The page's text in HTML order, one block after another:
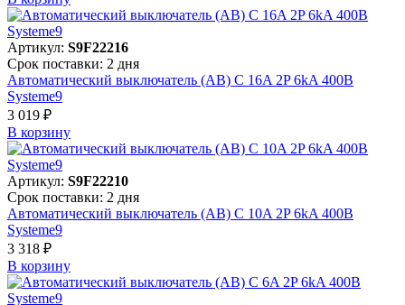
Артикул: S9F22216
Срок поставки: 2 дня
Автоматический выключатель (АВ) C 16A 2P 6kA 400В
Systeme9
3 019 ₽
В корзинy
Артикул: S9F22210
Срок поставки: 2 дня
Автоматический выключатель (АВ) C 10A 2P 6kA 400В
Systeme9
3 318 ₽
В корзинy